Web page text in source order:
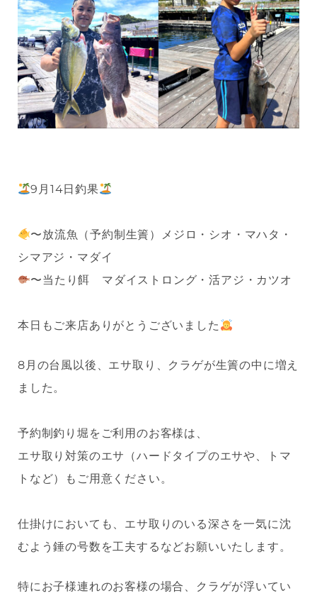
9月14日釣果
〜放流魚（予約制生簀）メジロ・シオ・マハタ・
シマアジ・マダイ
〜当たり餌 マダイストロング・活アジ・カツオ
本日もご来店ありがとうございました
8月の台風以後、エサ取り、クラゲが生簀の中に増え
ました。
予約制釣り堀をご利用のお客様は、
エサ取り対策のエサ（ハードタイプのエサや、トマ
トなど）もご用意ください。
仕掛けにおいても、エサ取りのいる深さを一気に沈
むよう錘の号数を工夫するなどお願いいたします。
特にお子様連れのお客様の場合、クラゲが浮いてい